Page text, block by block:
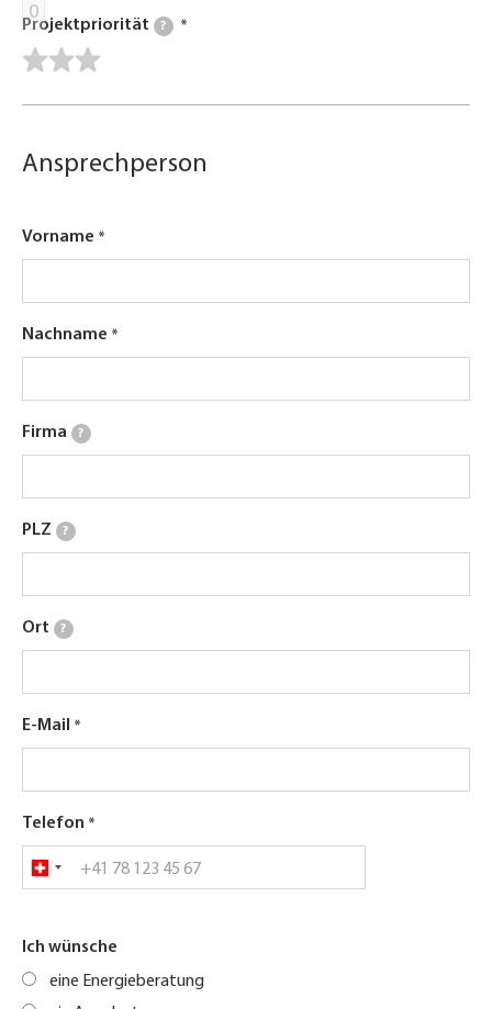
0
Projektpriorität ?
Ansprechperson
Vorname
Nachname
Firma ?
PLZ ?
Ort ?
E-Mail
Telefon
Ich wünsche
eine Energieberatung